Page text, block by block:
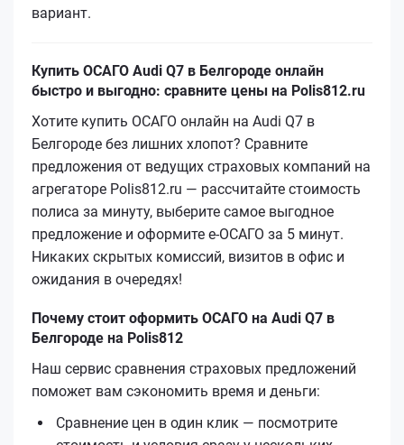
вариант.
Купить ОСАГО Audi Q7 в Белгороде онлайн
быстро и выгодно: сравните цены на Polis812.ru
Хотите купить ОСАГО онлайн на Audi Q7 в
Белгороде без лишних хлопот? Сравните
предложения от ведущих страховых компаний на
агрегаторе Polis812.ru — рассчитайте стоимость
полиса за минуту, выберите самое выгодное
предложение и оформите е‑ОСАГО за 5 минут.
Никаких скрытых комиссий, визитов в офис и
ожидания в очередях!
Почему стоит оформить ОСАГО на Audi Q7 в
Белгороде на Polis812
Наш сервис сравнения страховых предложений
поможет вам сэкономить время и деньги:
Сравнение цен в один клик — посмотрите